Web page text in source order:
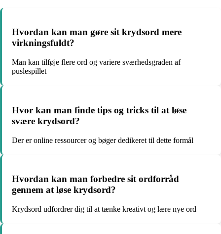
Hvordan kan man gøre sit krydsord mere
virkningsfuldt?
Man kan tilføje flere ord og variere sværhedsgraden af
puslespillet
Hvor kan man finde tips og tricks til at løse
svære krydsord?
Der er online ressourcer og bøger dedikeret til dette formål
Hvordan kan man forbedre sit ordforråd
gennem at løse krydsord?
Krydsord udfordrer dig til at tænke kreativt og lære nye ord